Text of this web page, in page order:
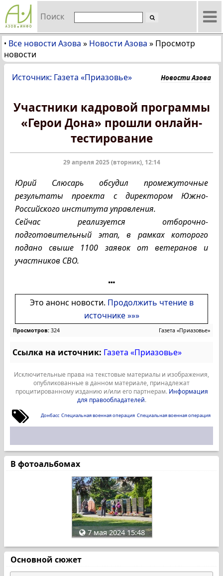
Поиск
• Все новости Азова » Новости Азова » Просмотр
новости
Источник: Газета «Приазовье» Новости Азова
Участники кадровой программы
«Герои Дона» прошли онлайн-
тестирование
29 апреля 2025 (вторник), 12:14
Юрий Слюсарь обсудил промежуточные
результаты проекта с директором Южно-
Российского института управления.
Сейчас реализуется отборочно-
подготовительный этап, в рамках которого
подано свыше 1100 заявок от ветеранов и
участников СВО.
Это анонс новости. Продолжить чтение в
источнике »»»
Просмотров: 324 Газета «Приазовье»
Ссылка на источник: Газета «Приазовье»
Исключительные права на текстовые материалы и изображения,
опубликованные в данном материале, принадлежат
процитированному изданию и/или его партнерам. Информация
для правообладателей.
Донбасс Специальная военная операция Специальная военная операция
В фотоальбомах
7 мая 2024 15:48
Основной сюжет